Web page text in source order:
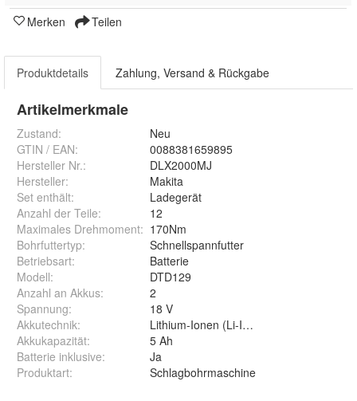
Merken Teilen
Produktdetails Zahlung, Versand & Rückgabe
Artikelmerkmale
Zustand:
Neu
GTIN / EAN:
0088381659895
Hersteller Nr.:
DLX2000MJ
Hersteller:
Makita
Set enthält:
Ladegerät
Anzahl der Teile:
12
Maximales Drehmoment: 170Nm
Bohrfuttertyp:
Schnellspannfutter
Betriebsart:
Batterie
Modell:
DTD129
Anzahl an Akkus:
2
Spannung:
18 V
Akkutechnik:
Lithium-Ionen (Li-Ion)
Akkukapazität:
5 Ah
Batterie inklusive:
Ja
Produktart: Schlagbohrmaschine